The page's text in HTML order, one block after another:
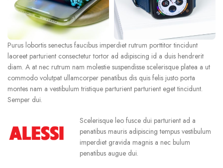
Purus lobortis senectus faucibus imperdiet rutrum porttitor tincidunt
laoreet parturient consectetur tortor ad adipiscing id a duis hendrerit
diam. A at nec rutrum nam molestie suspendisse scelerisque platea a ut
commodo volutpat ullamcorper penatibus dis quis felis justo porta
montes nam a vestibulum tristique parturient parturient eget tincidunt.
Semper dui.
Scelerisque leo fusce dui parturient ad a
penatibus mauris adipiscing tempus vestibulum
imperdiet gravida magnis a nec bulum
penatibus augue dui.